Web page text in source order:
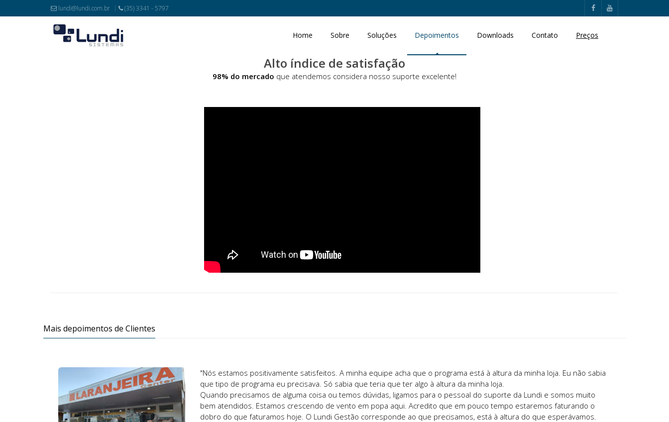
lundi@lundi.com.br (35) 3341 - 5797
Home Sobre Soluções Depoimentos Downloads Contato Preços
Alto índice de satisfação
98% do mercado que atendemos considera nosso suporte excelente!
Mais depoimentos de Clientes
"Nós estamos positivamente satisfeitos. A minha equipe acha que o programa está à altura da minha loja. Eu não sabia
que tipo de programa eu precisava. Só sabia que teria que ter algo à altura da minha loja.
Quando precisamos de alguma coisa ou temos dúvidas, ligamos para o pessoal do suporte da Lundi e somos muito
bem atendidos. Estamos crescendo de vento em popa aqui. Acredito que em pouco tempo estaremos faturando o
dobro do que faturamos hoje. O Lundi Gestão corresponde ao que precisamos, está à altura do que esperávamos.